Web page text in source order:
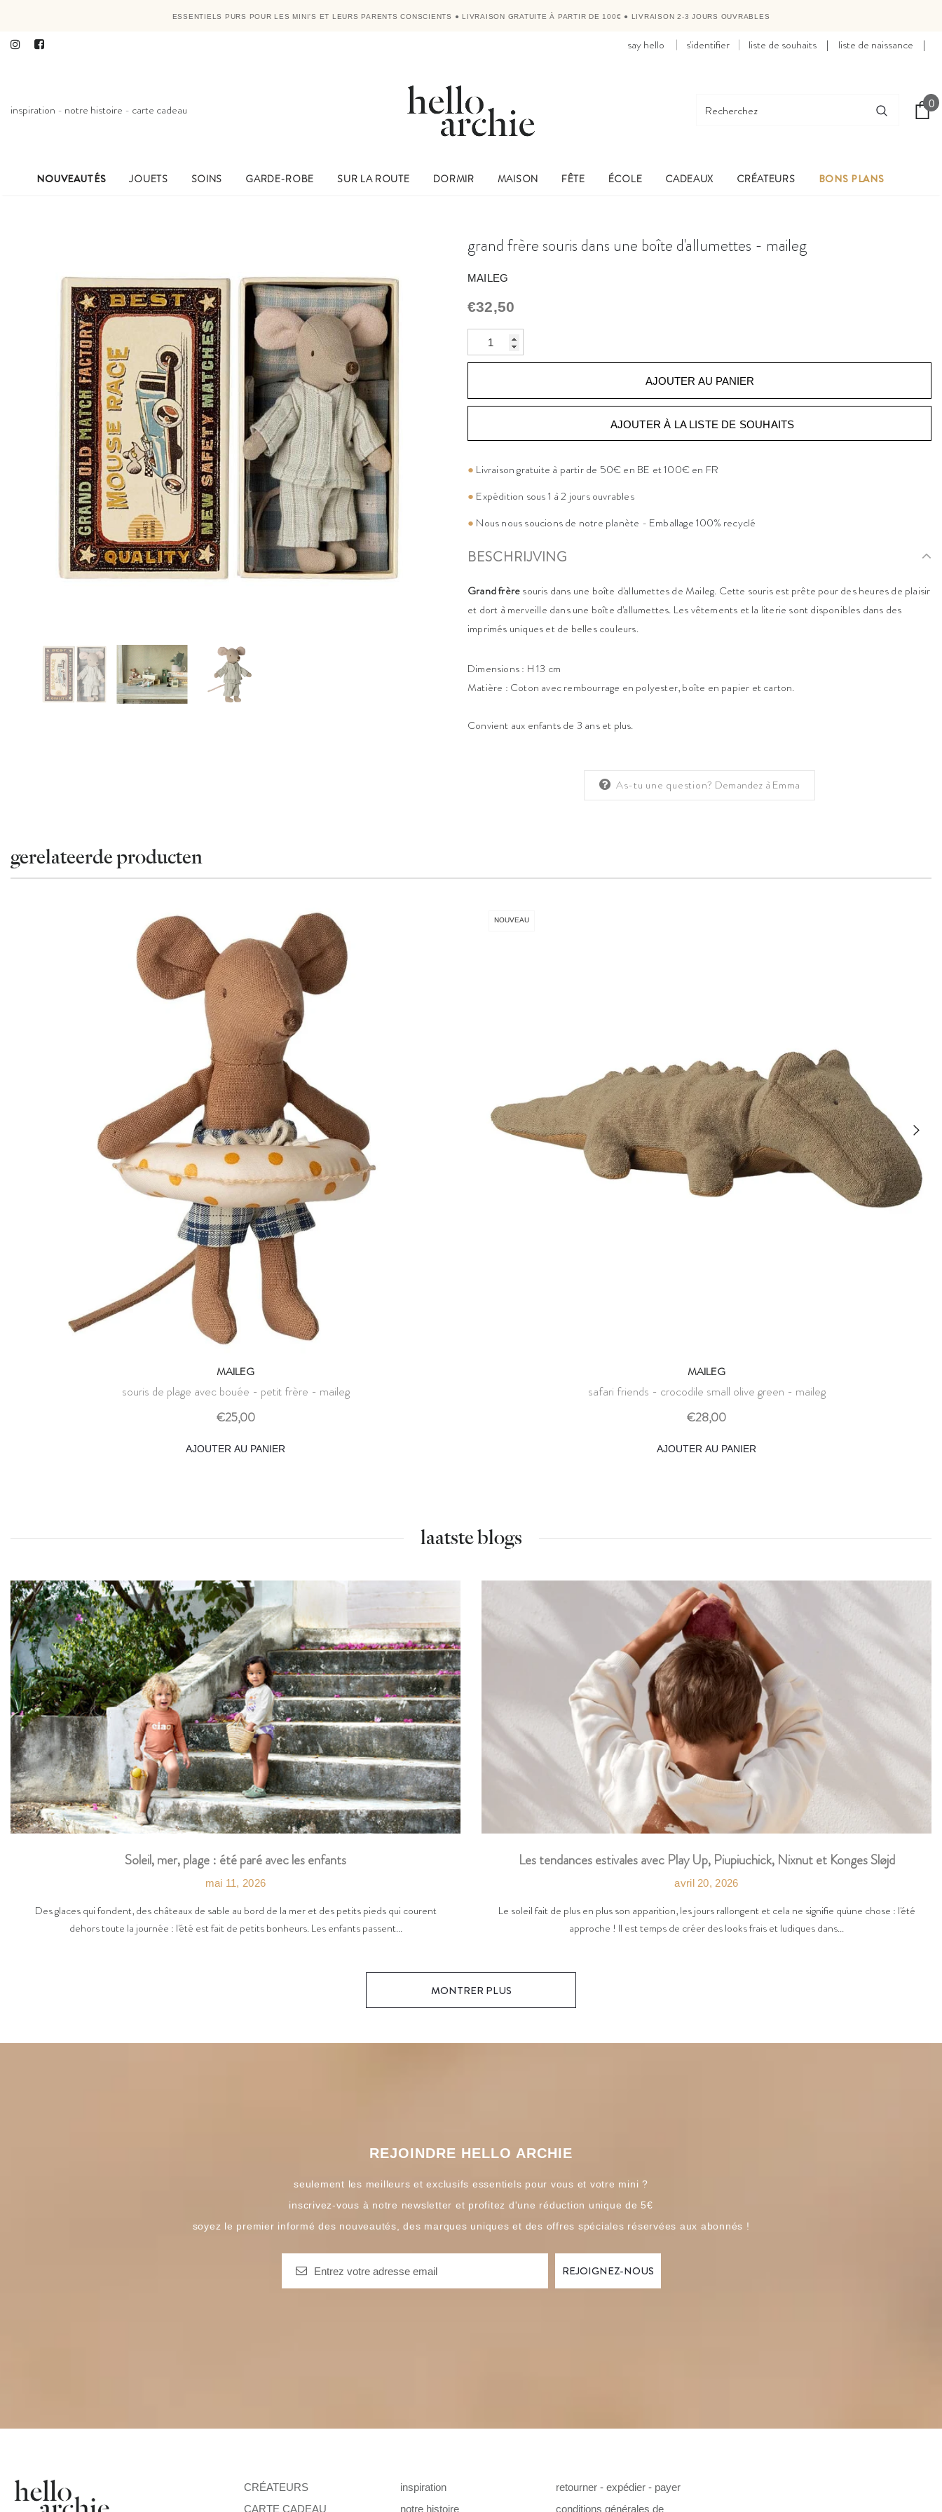
ESSENTIELS PURS POUR LES MINI'S ET LEURS PARENTS CONSCIENTS ●LIVRAISON GRATUITE À PARTIR DE 100€ ● LIVRAISON 2-3 JOURS OUVRABLES
say hello s'identifier liste de souhaits | liste de naissance |
inspiration - notre histoire - carte cadeau 0
NOUVEAUTÉS JOUETS SOINS GARDE-ROBE SUR LA ROUTE DORMIR MAISON FÊTE ÉCOLE CADEAUX CRÉATEURS BONS PLANS
grand frère souris dans une boîte d'allumettes - maileg
MAILEG
€32,50
AJOUTER À LA LISTE DE SOUHAITS
● Livraison gratuite à partir de 50€ en BE et 100€ en FR
● Expédition sous 1 à 2 jours ouvrables
● Nous nous soucions de notre planète - Emballage 100% recyclé
BESCHRIJVING
Grand frèresouris dans une boîte d'allumettes de Maileg. Cette souris est prête pour des heures de plaisir
et dort à merveille dans une boîte d'allumettes. Les vêtements et la literie sont disponibles dans des
imprimés uniques et de belles couleurs.
Dimensions : H 13 cm
Matière : Coton avec rembourrage en polyester, boîte en papier et carton.
Convient aux enfants de 3 ans et plus.
As-tu une question? Demandez à Emma
gerelateerde producten
MAILEG
souris de plage avec bouée - petit frère - maileg
€25,00
AJOUTER AU PANIER
NOUVEAU
MAILEG
safari friends - crocodile small olive green - maileg
€28,00
AJOUTER AU PANIER
laatste blogs
Soleil, mer, plage : été paré avec les enfants
mai 11, 2026
Des glaces qui fondent, des châteaux de sable au bord de la mer et des petits pieds qui courent
dehors toute la journée : l'été est fait de petits bonheurs. Les enfants passent...
Les tendances estivales avec Play Up, Piupiuchick, Nixnut et Konges Sløjd
avril 20, 2026
Le soleil fait de plus en plus son apparition, les jours rallongent et cela ne signifie qu'une chose : l'été
approche ! Il est temps de créer des looks frais et ludiques dans...
MONTRER PLUS
REJOINDRE HELLO ARCHIE
seulement les meilleurs et exclusifs essentiels pour vous et votre mini ?
inscrivez-vous à notre newsletter et profitez d'une réduction unique de 5€
soyez le premier informé des nouveautés, des marques uniques et des offres spéciales réservées aux abonnés !
CRÉATEURS
CARTE CADEAU
inspiration
notre histoire
retourner - expédier - payer
conditions générales de